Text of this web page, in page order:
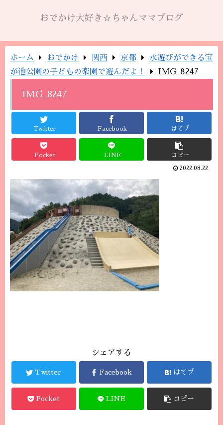
おでかけ大好き☆ちゃんママブログ
ホーム おでかけ 関西 京都
水遊びができる宝
が池公園の子どもの楽園で遊んだよ！
IMG_8247
IMG_8247
Twitter Facebook はてブ
Pocket LINE コピー
2022.08.22
シェアする
Twitter Facebook はてブ
Pocket LINE コピー